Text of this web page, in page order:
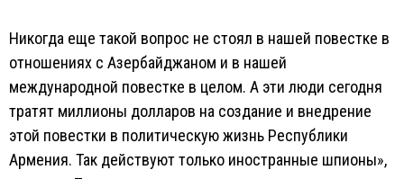
Никогда еще такой вопрос не стоял в нашей повестке в
отношениях с Азербайджаном и в нашей
международной повестке в целом. А эти люди сегодня
тратят миллионы долларов на создание и внедрение
этой повестки в политическую жизнь Республики
Армения. Так действуют только иностранные шпионы»,